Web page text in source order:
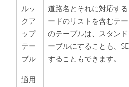
ルッ
クア
ップ
テー
ブル
道路名とそれに対応する
ードのリストを含むテ
のテーブルは、スタン
ーブルにすることも、
することもできます。
適用